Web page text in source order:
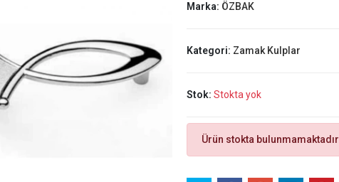
Marka: ÖZBAK
Kategori: Zamak Kulplar
Stok: Stokta yok
Ürün stokta